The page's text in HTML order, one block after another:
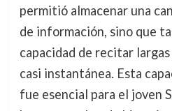
permitió almacenar una
de información, sino que
capacidad de recitar
casi instantánea. Esta
fue esencial para el joven